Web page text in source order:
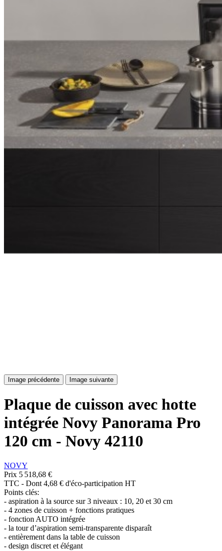
Image précédente Image suivante
Plaque de cuisson avec hotte
intégrée Novy Panorama Pro
120 cm - Novy 42110
NOVY
Prix 5 518,68 €
TTC - Dont 4,68 € d'éco-participation HT
Points clés:
- aspiration à la source sur 3 niveaux : 10, 20 et 30 cm
- 4 zones de cuisson + fonctions pratiques
- fonction AUTO intégrée
- la tour d’aspiration semi-transparente disparaît
- entièrement dans la table de cuisson
- design discret et élégant